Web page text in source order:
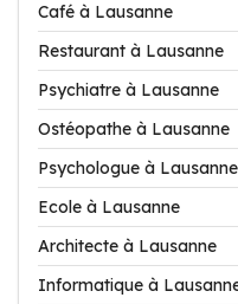
Café à Lausanne
Restaurant à Lausanne
Psychiatre à Lausanne
Ostéopathe à Lausanne
Psychologue à Lausanne
Ecole à Lausanne
Architecte à Lausanne
Informatique à